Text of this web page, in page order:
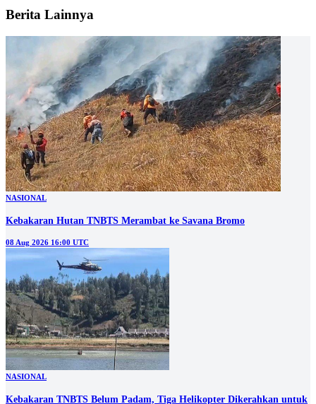
Berita Lainnya
NASIONAL
Kebakaran Hutan TNBTS Merambat ke Savana Bromo
08 Aug 2026 16:00 UTC
NASIONAL
Kebakaran TNBTS Belum Padam, Tiga Helikopter Dikerahkan untuk